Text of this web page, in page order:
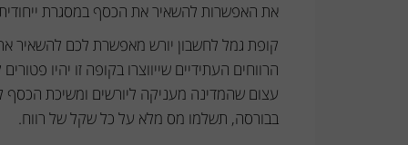
את האפשרות להשאיר את הכסף במסגרת
קופת גמל לחשבון יורש מאפשרת לכם להשאיר
עצום שהמדינה מעניקה ליורשים ומשיכת
בבורסה, תשלמו מס מלא על כל שקל של רווח.